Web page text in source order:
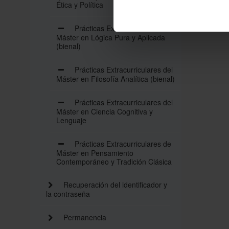
Ética y Política
Prácticas Extracurriculares del
Máster en Lógica Pura y Aplicada
(bienal)
Prácticas Extracurriculares del
Máster en Filosofía Analítica (bienal)
Prácticas Extracurriculares del
Máster en Ciencia Cognitiva y
Lenguaje
Prácticas Extracurriculares de
Máster en Pensamiento
Contemporáneo y Tradición Clásica
Recuperación del identificador y
la contraseña
Permanencia